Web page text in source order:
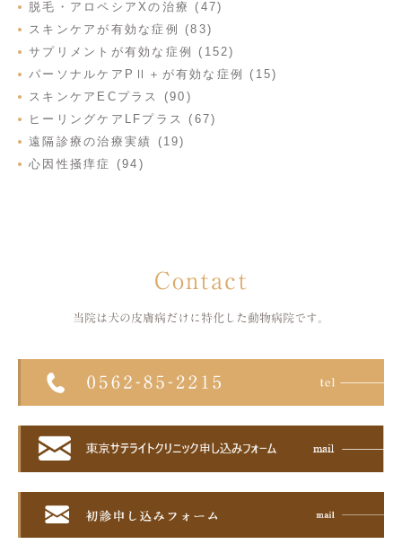
脱毛・アロペシアXの治療 (47)
スキンケアが有効な症例 (83)
サプリメントが有効な症例 (152)
パーソナルケアPⅡ＋が有効な症例 (15)
スキンケアECプラス (90)
ヒーリングケアLFプラス (67)
遠隔診療の治療実績 (19)
心因性掻痒症 (94)
Contact
当院は犬の皮膚病だけに特化した 動物病院です。